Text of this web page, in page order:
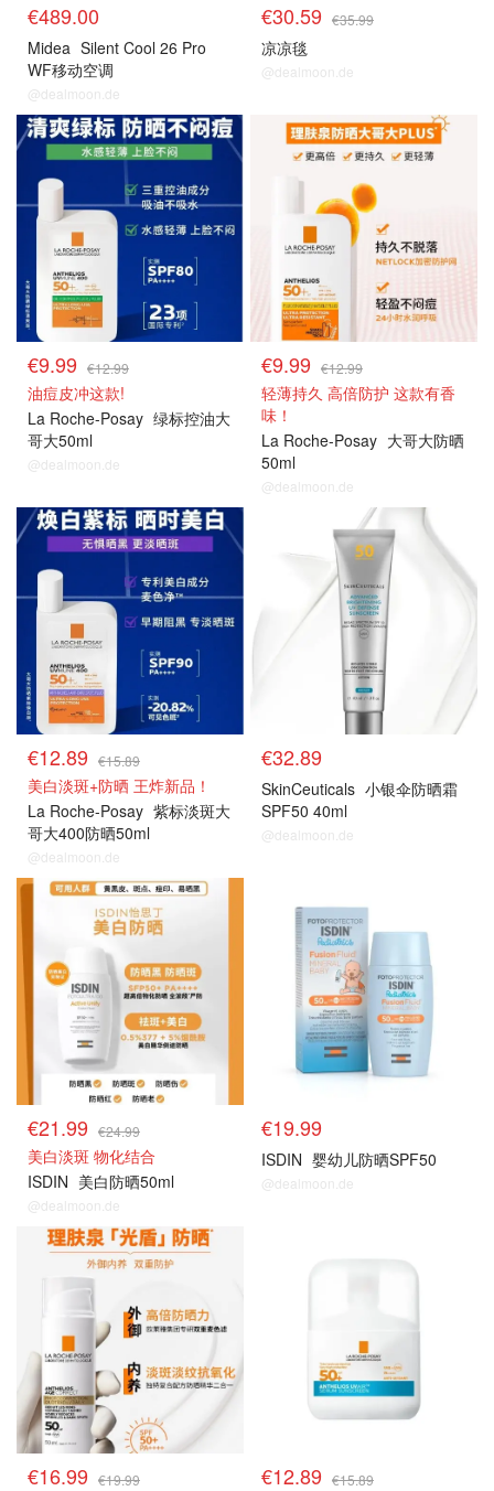
€489.00
Midea Silent Cool 26 Pro
WF移动空调
@dealmoon.de
€30.59 €35.99
凉凉毯
@dealmoon.de
药妆防晒
€9.99 €12.99
油痘皮冲这款!
La Roche-Posay 绿标控油大
哥大50ml
@dealmoon.de
药妆防晒
€9.99 €12.99
轻薄持久 高倍防护 这款有香
味！
La Roche-Posay 大哥大防晒
50ml
@dealmoon.de
药妆防晒
€12.89 €15.89
美白淡斑+防晒 王炸新品！
La Roche-Posay 紫标淡斑大
哥大400防晒50ml
@dealmoon.de
€32.89
SkinCeuticals 小银伞防晒霜
SPF50 40ml
@dealmoon.de
药妆防晒
€21.99 €24.99
美白淡斑 物化结合
ISDIN 美白防晒50ml
@dealmoon.de
€19.99
ISDIN 婴幼儿防晒SPF50
@dealmoon.de
药妆防晒
€16.99 €19.99 €12.89 €15.89